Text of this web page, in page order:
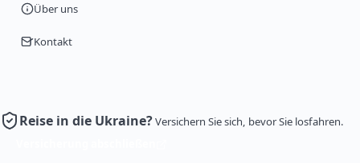
Über uns
Kontakt
Reise in die Ukraine?Versichern Sie sich, bevor Sie losfahren.